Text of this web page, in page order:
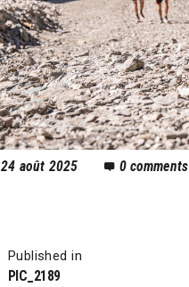
24 août 2025 0 comments
Published in
PIC_2189